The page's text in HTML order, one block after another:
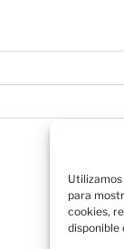
para
cookies,
disponible